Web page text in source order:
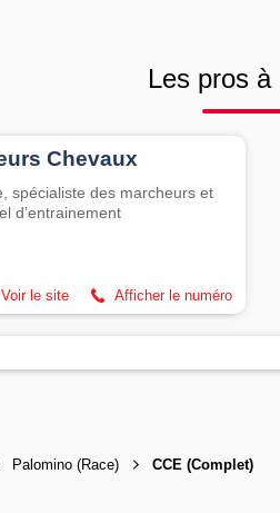
Les pros à
Chevaux
spécialiste des marcheurs et
d’entrainement
Afficher le numéro
Voir le site
Palomino (Race) CCE (Complet)